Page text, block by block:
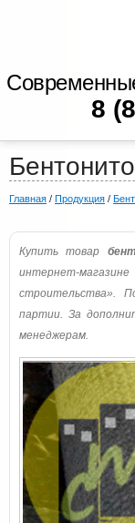
8
Главная / Продукция /
Купить товар
интернет-
строительства».
партии. За
менеджерам.